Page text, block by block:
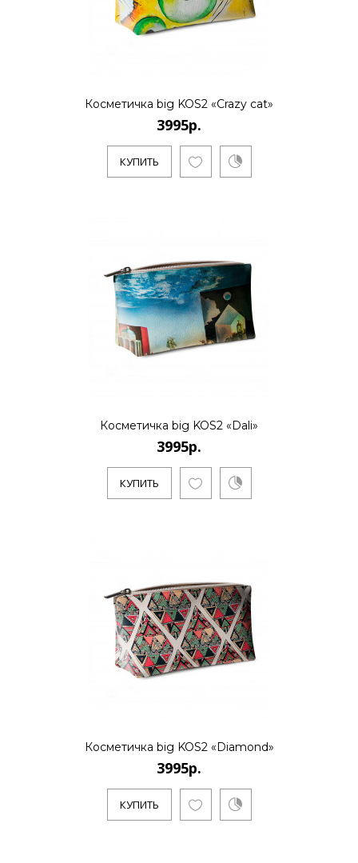
Косметичка big KOS2 «Crazy cat»
3995р.
КУПИТЬ
Косметичка big KOS2 «Dali»
3995р.
КУПИТЬ
Косметичка big KOS2 «Diamond»
3995р.
КУПИТЬ